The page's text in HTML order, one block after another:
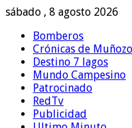
sábado , 8 agosto 2026
Bomberos
Crónicas de Muñozo
Destino 7 lagos
Mundo Campesino
Patrocinado
RedTv
Publicidad